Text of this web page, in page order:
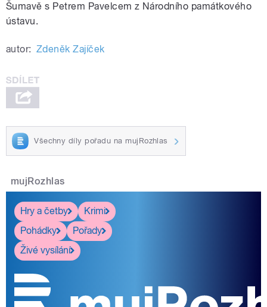
Šumavě s Petrem Pavelcem z Národního památkového
ústavu.
autor: Zdeněk Zajíček
Všechny díly pořadu na mujRozhlas
mujRozhlas
Hry a četby
Krimi
Pohádky
Pořady
Živé vysílání